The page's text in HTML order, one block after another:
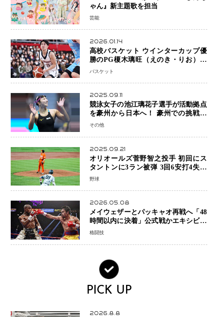
ゃん』新主題歌を担当
芸能
2026.01.14
高校バスケット ウインターカップ優
勝のPG榎木璃旺（えのき・りお）が
プロの現場へ―。
バスケット
2025.09.11
競泳女子の池江璃花子選手が活動拠点
を豪州から日本へ！ 豪州での挑戦を
糧に、28年ロサンゼルス五輪へ再始動
その他
2025.09.21
オリオールズ菅野智之投手 初回にス
タントンに3ラン被弾 3回6安打4失点
で降板
野球
2026.05.08
メイウェザーとパッキャオ再戦へ「48
時間以内に決着」公式戦かエキシビシ
ョンか混迷続く
格闘技
PICK UP
2026.8.8